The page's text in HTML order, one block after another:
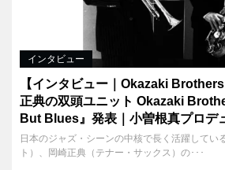
インタビュー
【インタビュー｜Okazaki
正典の双頭ユニット Okazaki
But Blues』発表｜小曽根真プロデ
日本のジャズ・シーンの中核で長く活躍してい
ト）、岡崎正典（テナー・サックス）の･･･